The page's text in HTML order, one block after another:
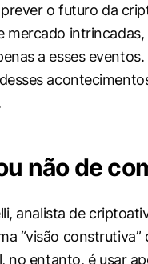
o futuro da
mercado
a esses
não de
analista de
“visão
no entanto, é usar